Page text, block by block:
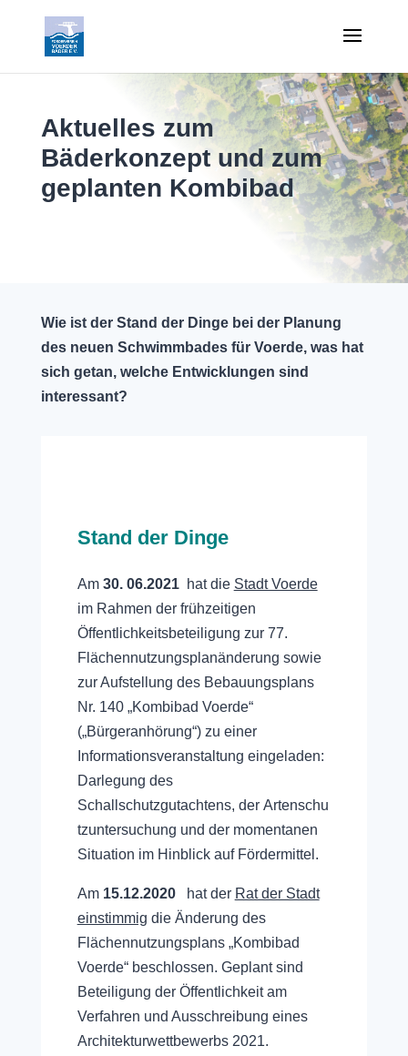
Aktuelles zum
Bäderkonzept und zum
geplanten Kombibad
Wie ist der Stand der Dinge bei der Planung
des neuen Schwimmbades für Voerde, was hat
sich getan, welche Entwicklungen sind
interessant?
Stand der Dinge
Am 30. 06.2021hat die Stadt Voerde
im Rahmen der frühzeitigen
Öffentlichkeitsbeteiligung zur 77.
Flächennutzungsplanänderung sowie
zur Aufstellung des Bebauungsplans
Nr. 140 „Kombibad Voerde“
(„Bürgeranhörung“) zu einer
Informationsveranstaltung eingeladen:
Darlegung des
Schallschutzgutachtens, der Artenschu
tzuntersuchung und der momentanen
Situation im Hinblick aufFördermittel .
Am15.12.2020 hat der Rat der Stadt
einstimmig die Änderung des
Flächennutzungsplans „Kombibad
Voerde“ beschlossen. Geplant sind
Beteiligung der Öffentlichkeit am
Verfahren und Ausschreibung eines
Architekturwettbewerbs 2021.